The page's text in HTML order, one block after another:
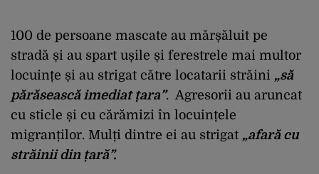
100 de persoane mascate au mărșăluit pe
stradă și au spart ușile și ferestrele mai multor
locuințe și au strigat către locatarii străini „să
părăsească imediat țara”. Agresorii au aruncat
cu sticle și cu cărămizi în locuințele
migranților. Mulți dintre ei au strigat „afară cu
străinii din țară”.